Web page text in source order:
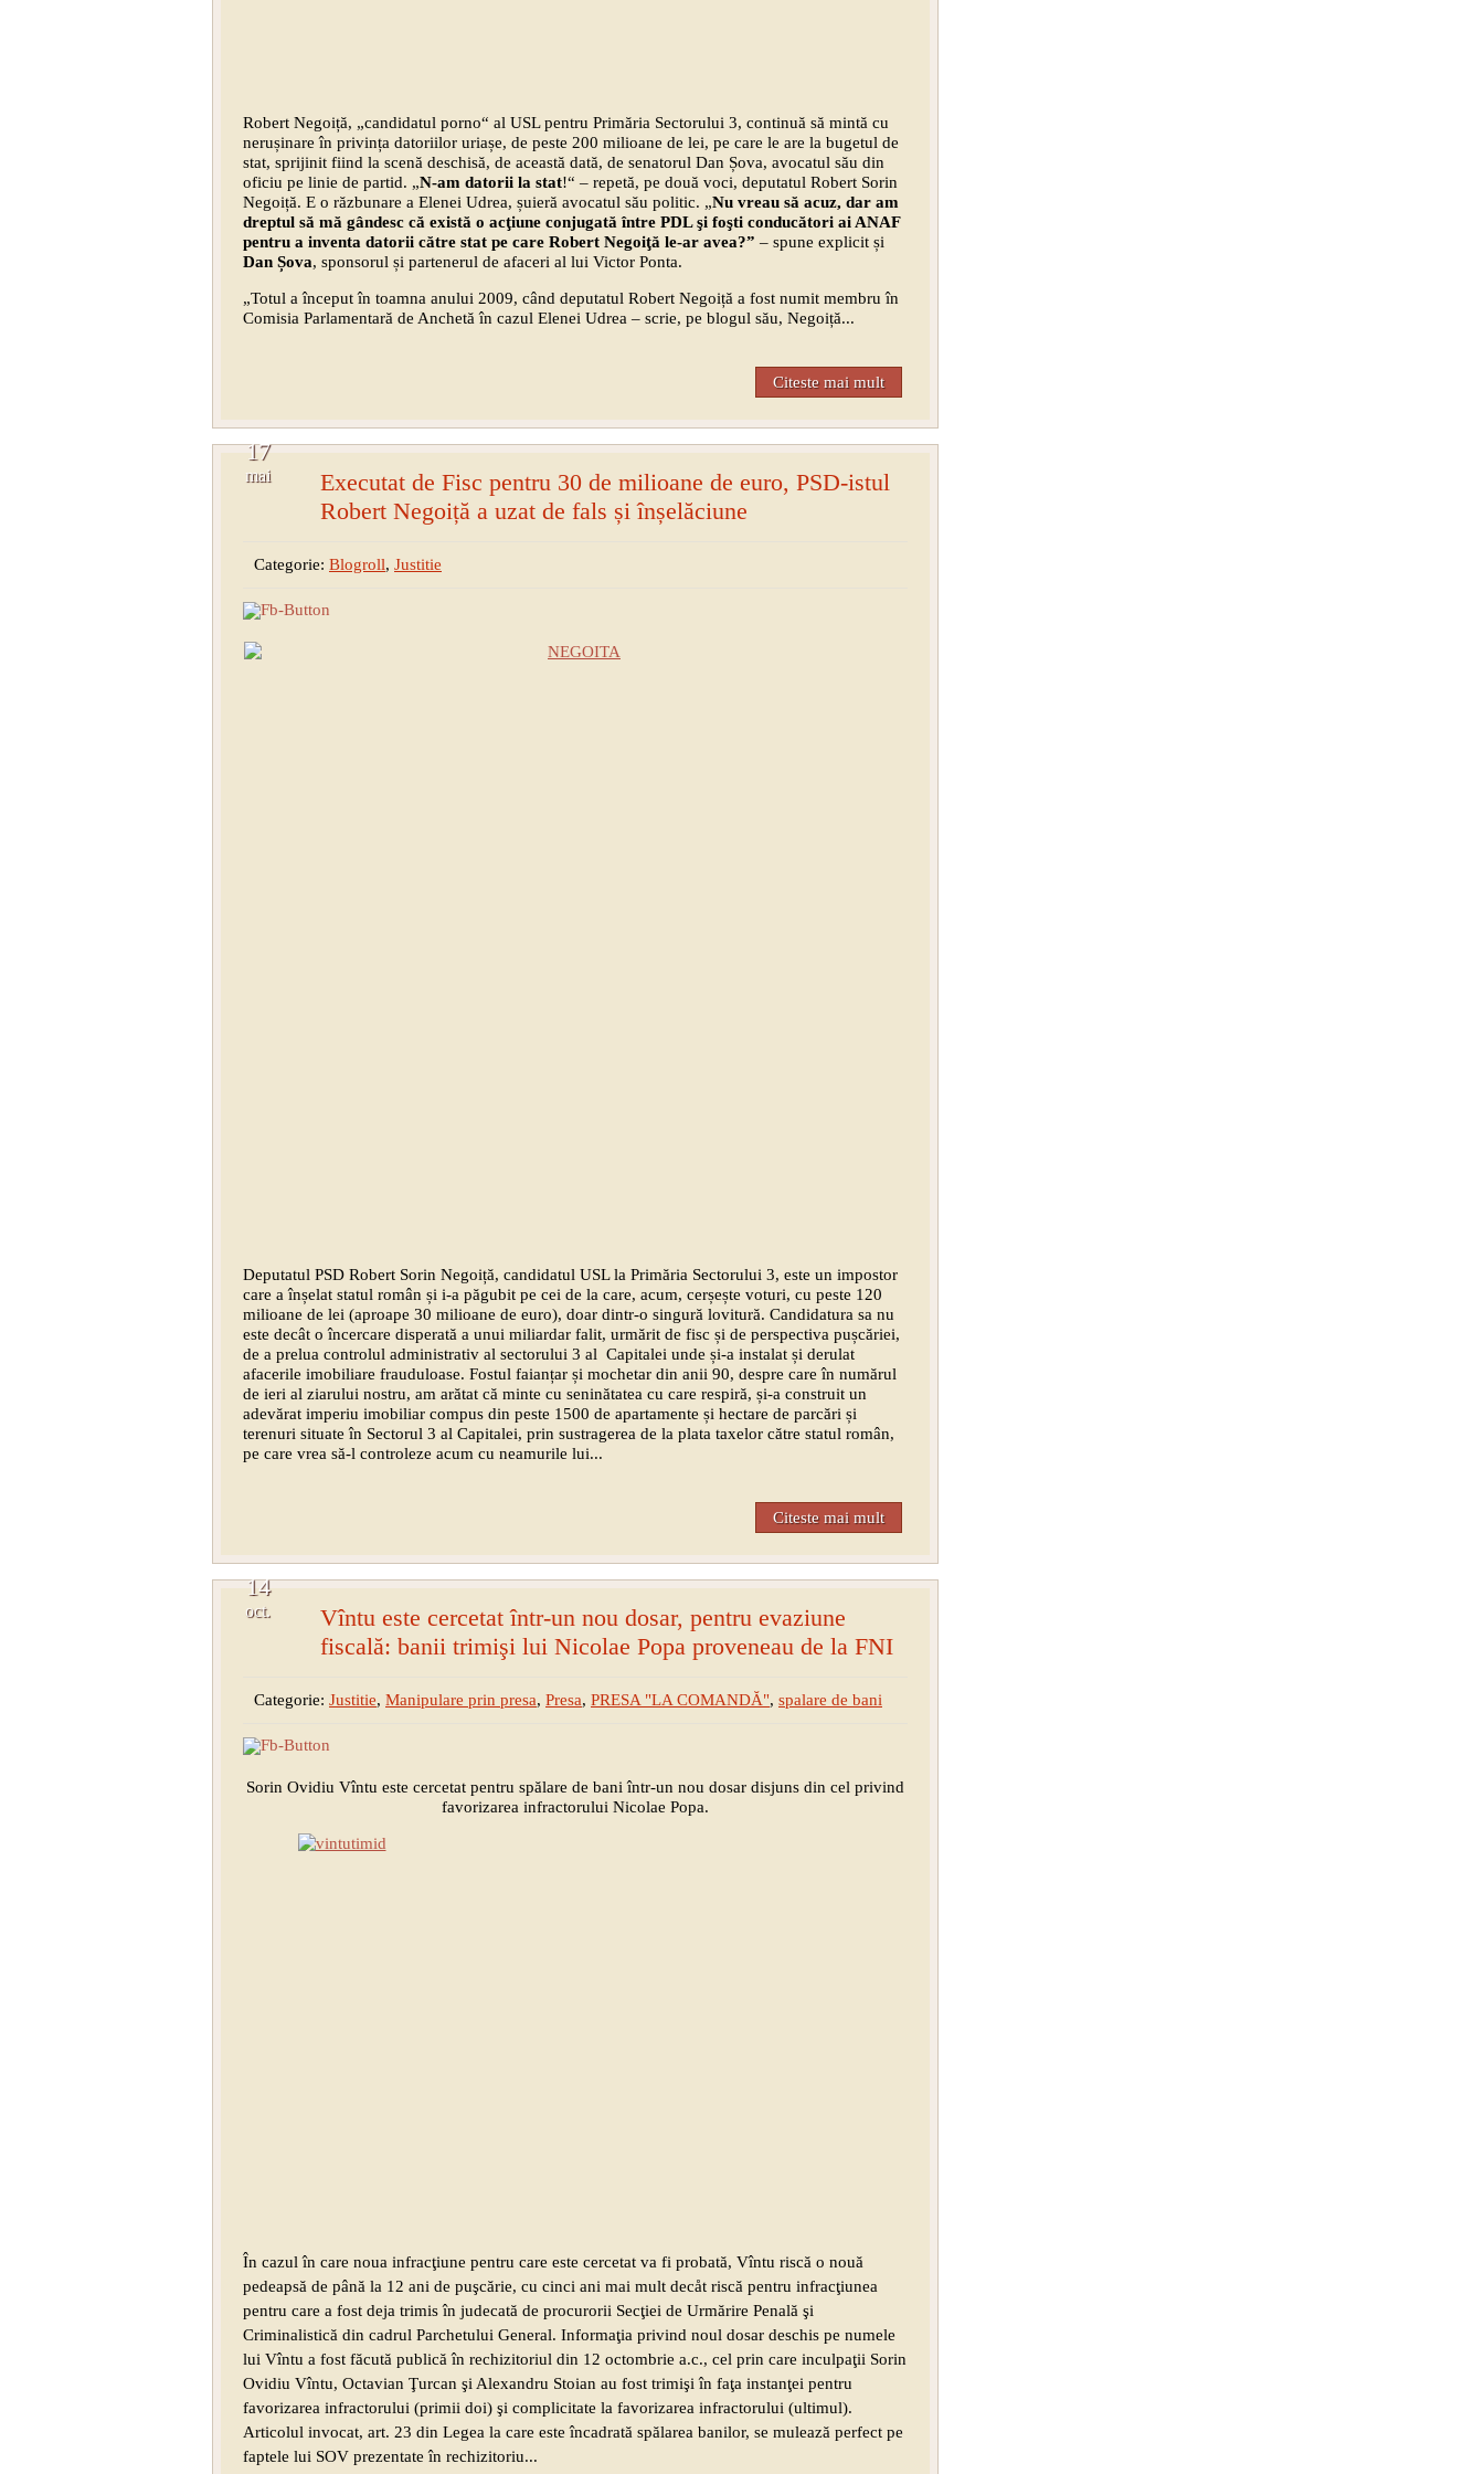
Robert Negoiță, „candidatul porno“ al USL pentru Primăria Sectorului 3, continuă să mintă cu
nerușinare în privința datoriilor uriașe, de peste 200 milioane de lei, pe care le are la bugetul de
stat, sprijinit fiind la scenă deschisă, de această dată, de senatorul Dan Șova, avocatul său din
oficiu pe linie de partid. „N-am datorii la stat!“ – repetă, pe două voci, deputatul Robert Sorin
Negoiță. E o răzbunare a Elenei Udrea, șuieră avocatul său politic. „Nu vreau să acuz, dar am
dreptul să mă gândesc că există o acţiune conjugată între PDL şi foşti conducători ai ANAF
pentru a inventa datorii către stat pe care Robert Negoiţă le-ar avea?” – spune explicit și
Dan Șova, sponsorul și partenerul de afaceri al lui Victor Ponta.
„Totul a început în toamna anului 2009, când deputatul Robert Negoiță a fost numit membru în
Comisia Parlamentară de Anchetă în cazul Elenei Udrea – scrie, pe blogul său, Negoiță...
Citeste mai mult
Executat de Fisc pentru 30 de milioane de euro, PSD-istul
Robert Negoiță a uzat de fals și înșelăciune
17
mai
Categorie: Blogroll, Justitie
Deputatul PSD Robert Sorin Negoiță, candidatul USL la Primăria Sectorului 3, este un impostor
care a înșelat statul român și i-a păgubit pe cei de la care, acum, cerșește voturi, cu peste 120
milioane de lei (aproape 30 milioane de euro), doar dintr-o singură lovitură. Candidatura sa nu
este decât o încercare disperată a unui miliardar falit, urmărit de fisc și de perspectiva pușcăriei,
de a prelua controlul administrativ al sectorului 3 al Capitalei unde și-a instalat și derulat
afacerile imobiliare frauduloase. Fostul faianțar și mochetar din anii 90, despre care în numărul
de ieri al ziarului nostru, am arătat că minte cu seninătatea cu care respiră, și-a construit un
adevărat imperiu imobiliar compus din peste 1500 de apartamente și hectare de parcări și
terenuri situate în Sectorul 3 al Capitalei, prin sustragerea de la plata taxelor către statul român,
pe care vrea să-l controleze acum cu neamurile lui...
Citeste mai mult
Vîntu este cercetat într-un nou dosar, pentru evaziune
fiscală: banii trimişi lui Nicolae Popa proveneau de la FNI
14
oct.
Categorie: Justitie, Manipulare prin presa, Presa, PRESA "LA COMANDĂ", spalare de bani
Sorin Ovidiu Vîntu este cercetat pentru spălare de bani într-un nou dosar disjuns din cel privind
favorizarea infractorului Nicolae Popa.
În cazul în care noua infracţiune pentru care este cercetat va fi probată, Vîntu riscă o nouă
pedeapsă de până la 12 ani de puşcărie, cu cinci ani mai mult decåt riscă pentru infracţiunea
pentru care a fost deja trimis în judecată de procurorii Secţiei de Urmărire Penală şi
Criminalistică din cadrul Parchetului General. Informaţia privind noul dosar deschis pe numele
lui Vîntu a fost făcută publică în rechizitoriul din 12 octombrie a.c., cel prin care inculpaţii Sorin
Ovidiu Vîntu, Octavian Ţurcan şi Alexandru Stoian au fost trimişi în faţa instanţei pentru
favorizarea infractorului (primii doi) şi complicitate la favorizarea infractorului (ultimul).
Articolul invocat, art. 23 din Legea la care este încadrată spălarea banilor, se mulează perfect pe
faptele lui SOV prezentate în rechizitoriu...